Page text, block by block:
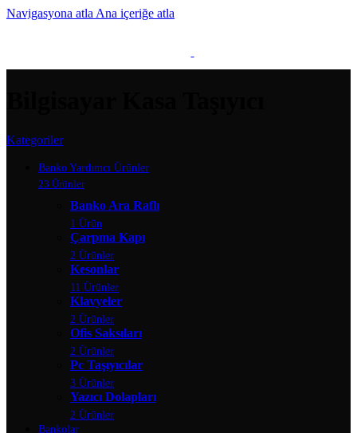
Navigasyona atla Ana içeriğe atla
MENÜ
Kategoriler
Banko Yardımcı Ürünler
23 Ürünler
Banko Ara Raflı
1 Ürün
Çarpma Kapı
2 Ürünler
Kesonlar
11 Ürünler
Klavyeler
2 Ürünler
Ofis Saksıları
2 Ürünler
Pc Taşıyıcılar
3 Ürünler
Yazıcı Dolapları
2 Ürünler
Bankolar